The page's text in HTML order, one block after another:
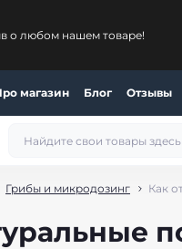
о любом нашем товаре!
магазин Блог Отзывы
Грибы и микродозинг Как